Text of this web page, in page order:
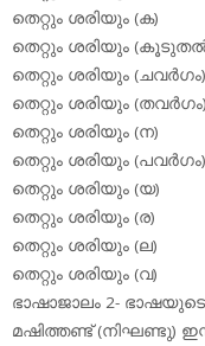
തെറ്റും ശരിയും (ക)
തെറ്റും ശരിയും
തെറ്റും ശരിയും (ചവര്‍ഗം)
തെറ്റും ശരിയും (തവര്‍ഗം)
തെറ്റും ശരിയും (ന)
തെറ്റും ശരിയും (പവര്‍ഗം)
തെറ്റും ശരിയും (യ)
തെറ്റും ശരിയും (ര)
തെറ്റും ശരിയും (ല)
തെറ്റും ശരിയും (വ)
ഭാഷാജാലം 2-
മഷിത്തണ്ട് (നിഘണ്ടു)